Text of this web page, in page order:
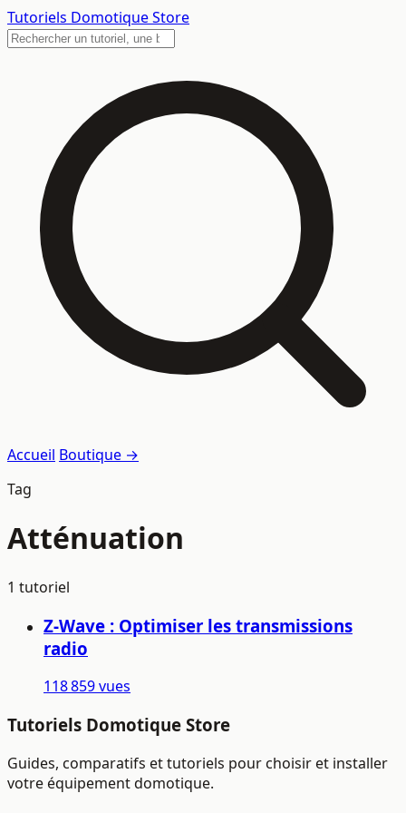
Tutoriels Domotique Store
Accueil Boutique →
Tag
Atténuation
1 tutoriel
Z-Wave : Optimiser les transmissions
radio
118 859 vues
Tutoriels Domotique Store
Guides, comparatifs et tutoriels pour choisir et installer
votre équipement domotique.